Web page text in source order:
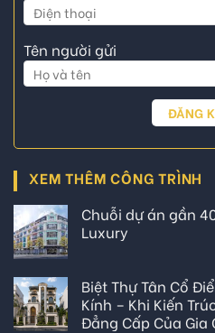
Tên người gửi
XEM THÊM CÔNG TRÌNH
Chuỗi dự án gần
Luxury
Biệt Thự Tân Cổ
Kính – Khi Kiến
Đẳng Cấp Của Gia